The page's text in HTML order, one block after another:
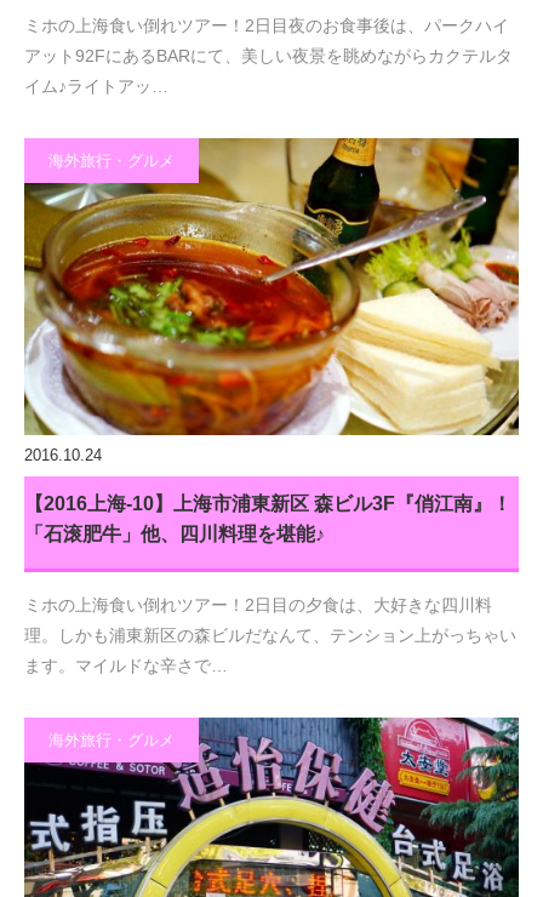
ミホの上海食い倒れツアー！2日目夜のお食事後は、パークハイ
アット92FにあるBARにて、美しい夜景を眺めながらカクテルタ
イム♪ライトアッ…
海外旅行・グルメ
2016.10.24
【2016上海-10】上海市浦東新区 森ビル3F『俏江南』！
「石滚肥牛」他、四川料理を堪能♪
ミホの上海食い倒れツアー！2日目の夕食は、大好きな四川料
理。しかも浦東新区の森ビルだなんて、テンション上がっちゃい
ます。マイルドな辛さで…
海外旅行・グルメ